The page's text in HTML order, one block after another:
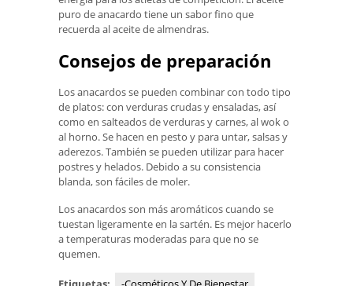
puro de anacardo tiene un sabor fino que
recuerda al aceite de almendras.
Consejos de preparación
Los anacardos se pueden combinar con todo tipo
de platos: con verduras crudas y ensaladas, así
como en salteados de verduras y carnes, al wok o
al horno. Se hacen en pesto y para untar, salsas y
aderezos. También se pueden utilizar para hacer
postres y helados. Debido a su consistencia
blanda, son fáciles de moler.
Los anacardos son más aromáticos cuando se
tuestan ligeramente en la sartén. Es mejor hacerlo
a temperaturas moderadas para que no se
quemen.